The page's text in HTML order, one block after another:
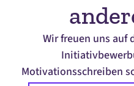
Wir freuen uns auf
Motivationsschreiben